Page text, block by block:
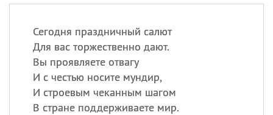
Сегодня праздничный салют
Для вас торжественно дают.
Вы проявляете отвагу
И с честью носите мундир,
И строевым чеканным шагом
В стране поддерживаете мир.